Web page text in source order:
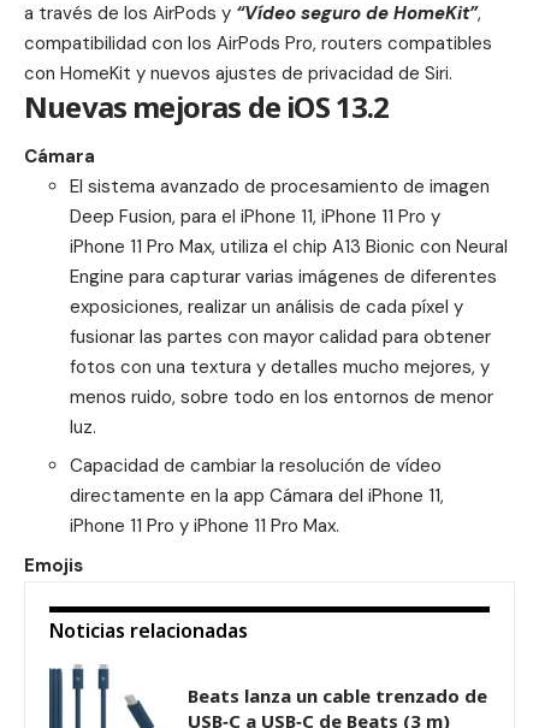
a través de los AirPods y “Vídeo seguro de HomeKit”,
compatibilidad con los AirPods Pro, routers compatibles
con HomeKit y nuevos ajustes de privacidad de Siri.
Nuevas mejoras de iOS 13.2
Cámara
El sistema avanzado de procesamiento de imagen
Deep Fusion, para el iPhone 11, iPhone 11 Pro y
iPhone 11 Pro Max, utiliza el chip A13 Bionic con Neural
Engine para capturar varias imágenes de diferentes
exposiciones, realizar un análisis de cada píxel y
fusionar las partes con mayor calidad para obtener
fotos con una textura y detalles mucho mejores, y
menos ruido, sobre todo en los entornos de menor
luz.
Capacidad de cambiar la resolución de vídeo
directamente en la app Cámara del iPhone 11,
iPhone 11 Pro y iPhone 11 Pro Max.
Emojis
Noticias relacionadas
Beats lanza un cable trenzado de
USB‑C a USB‑C de Beats (3 m)